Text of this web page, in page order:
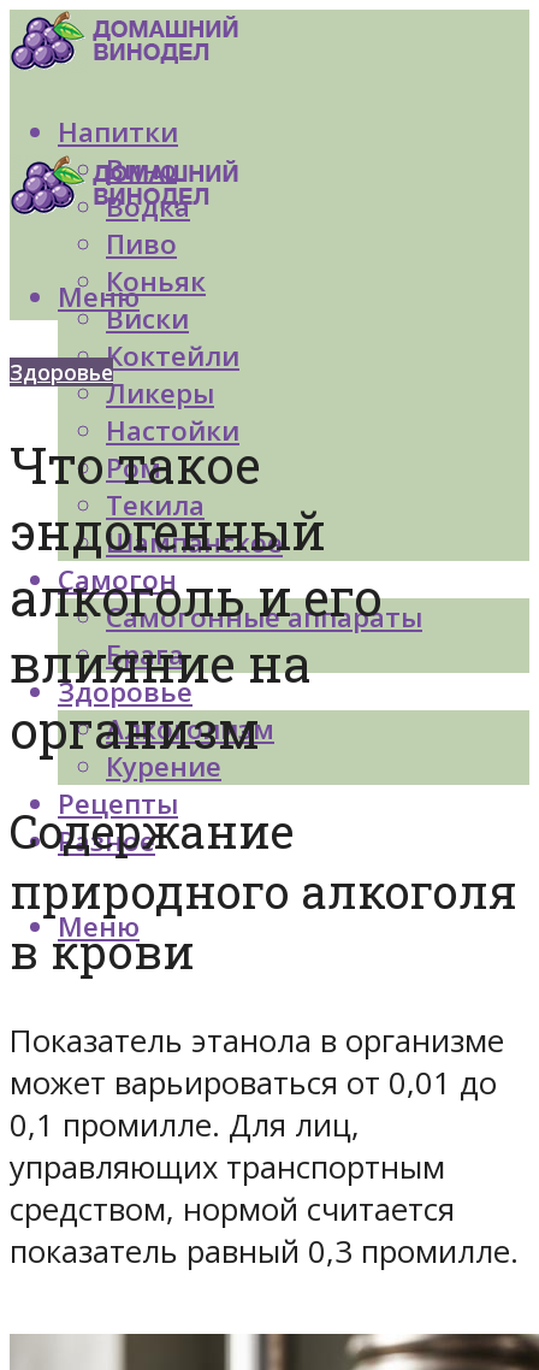
Напитки
Вино
Водка
Пиво
Коньяк
Виски
Коктейли
Ликеры
Настойки
Ром
Текила
Шампанское
Самогон
Самогонные аппараты
Брага
Здоровье
Алкоголизм
Курение
Рецепты
Разное
Меню
Меню
Здоровье
Что такое
эндогенный
алкоголь и его
влияние на
организм
Содержание
природного алкоголя
в крови
Показатель этанола в организме
может варьироваться от 0,01 до
0,1 промилле. Для лиц,
управляющих транспортным
средством, нормой считается
показатель равный 0,3 промилле.